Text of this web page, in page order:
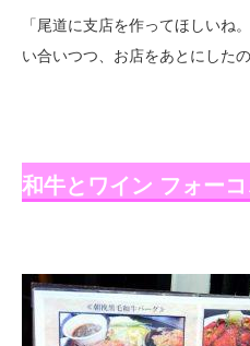
「尾道に支店を作ってほしいね
い合いつつ、お店をあとにしたの
和牛とワイン フォー